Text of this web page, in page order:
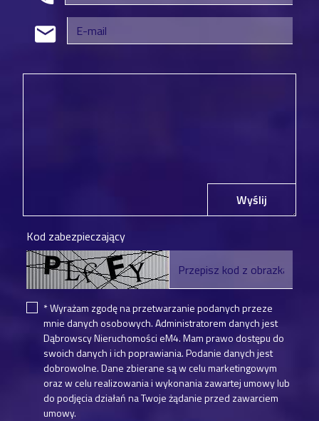
Wyślij
Kod zabezpieczający
* Wyrażam zgodę na przetwarzanie podanych przeze
mnie danych osobowych. Administratorem danych jest
Dąbrowscy Nieruchomości eM4. Mam prawo dostępu do
swoich danych i ich poprawiania. Podanie danych jest
dobrowolne. Dane zbierane są w celu marketingowym
oraz w celu realizowania i wykonania zawartej umowy lub
do podjęcia działań na Twoje żądanie przed zawarciem
umowy.